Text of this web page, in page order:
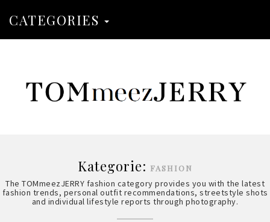
CATEGORIES
Kategorie: FASHION
The TOMmeezJERRY fashion category provides you with the latest
fashion trends, personal outfit recommendations, streetstyle shots
and individual lifestyle reports through photography.